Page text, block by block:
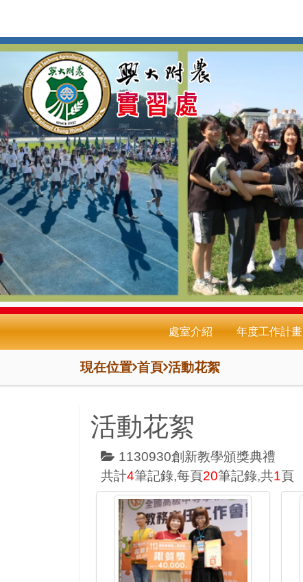
到
要
容
區
處室介紹 年度工作計畫
現在位置 首頁 活動花絮
活動花絮
1130930創新教學頒獎典禮
共計4筆記錄,每頁20筆記錄,共1頁